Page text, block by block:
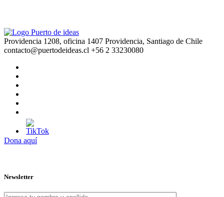
Providencia 1208, oficina 1407 Providencia, Santiago de Chile
contacto@puertodeideas.cl +56 2 33230080
Dona aquí
Newsletter